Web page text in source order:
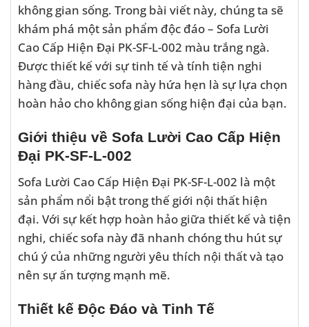
không gian sống. Trong bài viết này, chúng ta sẽ
khám phá một sản phẩm độc đáo – Sofa Lười
Cao Cấp Hiện Đại PK-SF-L-002 màu trắng ngà.
Được thiết kế với sự tinh tế và tính tiện nghi
hàng đầu, chiếc sofa này hứa hẹn là sự lựa chọn
hoàn hảo cho không gian sống hiện đại của bạn.
Giới thiệu về Sofa Lười Cao Cấp Hiện
Đại PK-SF-L-002
Sofa Lười Cao Cấp Hiện Đại PK-SF-L-002 là một
sản phẩm nổi bật trong thế giới nội thất hiện
đại. Với sự kết hợp hoàn hảo giữa thiết kế và tiện
nghi, chiếc sofa này đã nhanh chóng thu hút sự
chú ý của những người yêu thích nội thất và tạo
nên sự ấn tượng mạnh mẽ.
Thiết kế Độc Đáo và Tinh Tế